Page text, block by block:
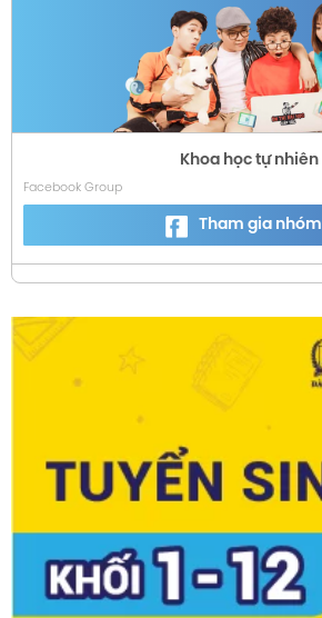
Khoa học tự nhiên
Facebook Group
Tham gia nhóm